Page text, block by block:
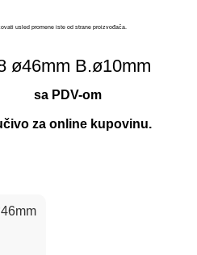
usled promene iste od strane proizvođača.​
ø46mm B.ø10mm
sa PDV-om
za online kupovinu.